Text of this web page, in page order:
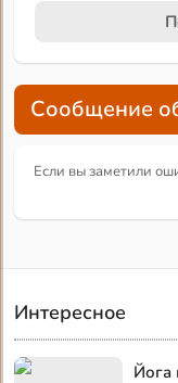
Сообщение
Если вы заметили
Интересное
Йога